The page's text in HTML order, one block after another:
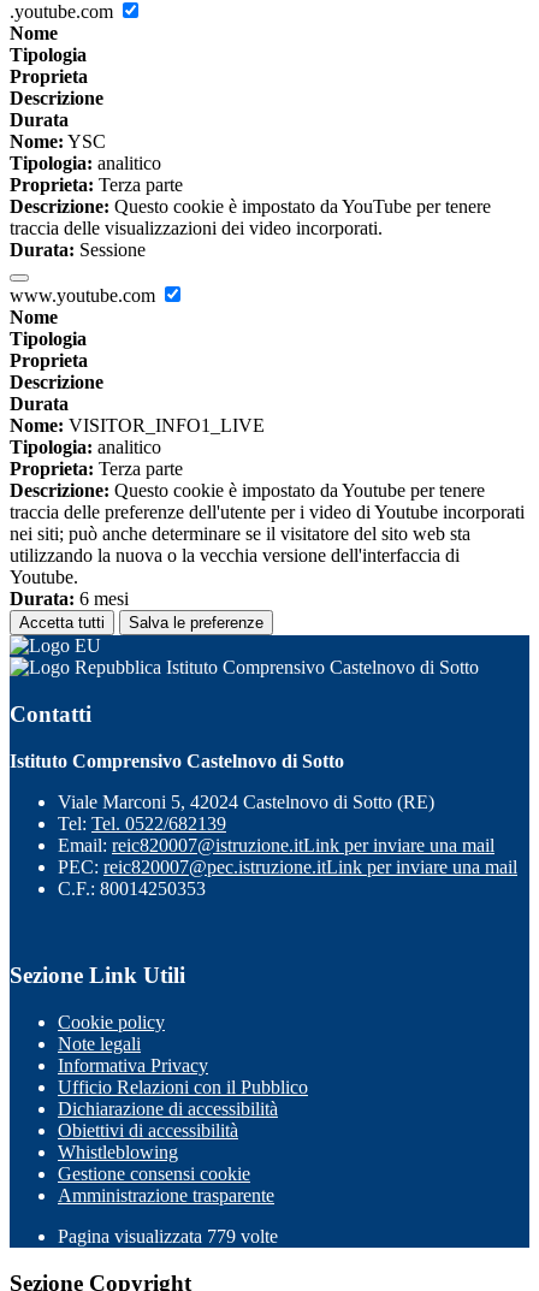
.youtube.com
Nome
Tipologia
Proprieta
Descrizione
Durata
Nome: YSC
Tipologia: analitico
Proprieta: Terza parte
Descrizione: Questo cookie è impostato da YouTube per tenere
traccia delle visualizzazioni dei video incorporati.
Durata: Sessione
www.youtube.com
Nome
Tipologia
Proprieta
Descrizione
Durata
Nome: VISITOR_INFO1_LIVE
Tipologia: analitico
Proprieta: Terza parte
Descrizione: Questo cookie è impostato da Youtube per tenere
traccia delle preferenze dell'utente per i video di Youtube incorporati
nei siti; può anche determinare se il visitatore del sito web sta
utilizzando la nuova o la vecchia versione dell'interfaccia di
Youtube.
Durata: 6 mesi
Accetta tutti Salva le preferenze
Istituto Comprensivo Castelnovo di Sotto
Contatti
Istituto Comprensivo Castelnovo di Sotto
Viale Marconi 5, 42024 Castelnovo di Sotto (RE)
Tel: Tel. 0522/682139
Email: reic820007@istruzione.itLink per inviare una mail
PEC: reic820007@pec.istruzione.itLink per inviare una mail
C.F.: 80014250353
Sezione Link Utili
Cookie policy
Note legali
Informativa Privacy
Ufficio Relazioni con il Pubblico
Dichiarazione di accessibilità
Obiettivi di accessibilità
Whistleblowing
Gestione consensi cookie
Amministrazione trasparente
Pagina visualizzata 779 volte
Sezione Copyright